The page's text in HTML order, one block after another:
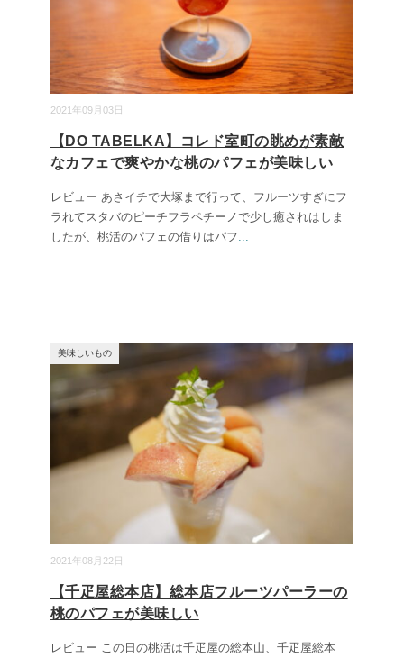
2021年09月03日
【DO TABELKA】コレド室町の眺めが素敵
なカフェで爽やかな桃のパフェが美味しい
レビュー あさイチで大塚まで行って、フルーツすぎにフ
ラれてスタバのピーチフラペチーノで少し癒されはしま
したが、桃活のパフェの借りはパフ...
2021年08月22日
美味しいもの
【千疋屋総本店】総本店フルーツパーラーの
桃のパフェが美味しい
レビュー この日の桃活は千疋屋の総本山、千疋屋総本